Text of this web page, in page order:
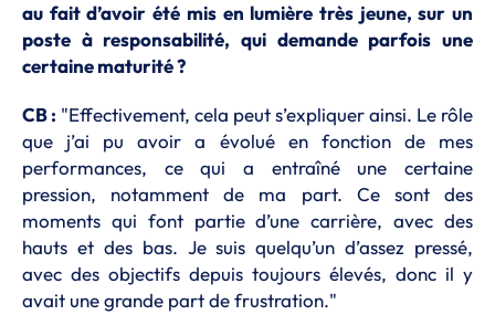
au fait d’avoir été mis en lumière très jeune, sur un
poste à responsabilité, qui demande parfois une
certaine maturité ?
CB : "Effectivement, cela peut s’expliquer ainsi. Le rôle
que j’ai pu avoir a évolué en fonction de mes
performances, ce qui a entraîné une certaine
pression, notamment de ma part. Ce sont des
moments qui font partie d’une carrière, avec des
hauts et des bas. Je suis quelqu’un d’assez pressé,
avec des objectifs depuis toujours élevés, donc il y
avait une grande part de frustration."